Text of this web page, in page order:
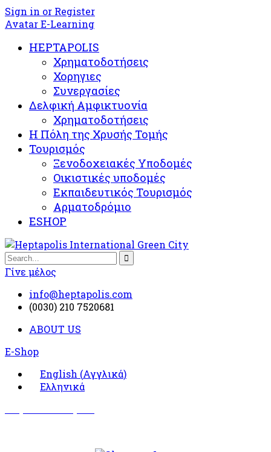
Sign in or Register
Avatar E-Learning
HEPTAPOLIS
Χρηματοδοτήσεις
Χορηγιες
Συνεργασίες
Δελφική Αμφικτυονία
Χρηματοδοτήσεις
Η Πόλη της Χρυσής Τομής
Τουρισμός
Ξενοδοχειακές Υποδομές​
Oικιστικές υποδομές
Εκπαιδευτικός Τουρισμός
Αρματοδρόμιο
ESHOP
Γίνε μέλος
info@heptapolis.com
(0030) 210 7520681
ABOUT US
E-Shop
English (Αγγλικά)
Ελληνικά